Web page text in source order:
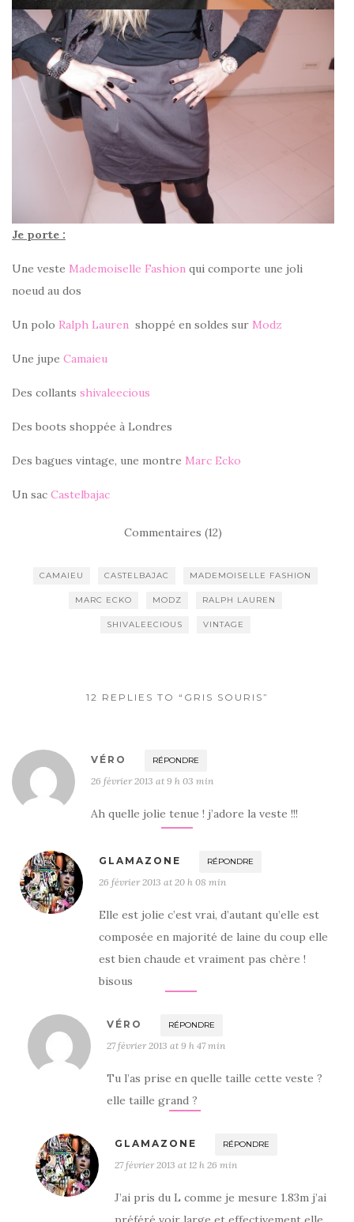
Je porte :
Une veste Mademoiselle Fashion qui comporte une joli
noeud au dos
Un polo Ralph Lauren shoppé en soldes sur Modz
Une jupe Camaieu
Des collants shivaleecious
Des boots shoppée à Londres
Des bagues vintage, une montre Marc Ecko
Un sac Castelbajac
Commentaires (12)
CAMAIEU CASTELBAJAC MADEMOISELLE FASHION
MARC ECKO MODZ RALPH LAUREN
SHIVALEECIOUS VINTAGE
12 REPLIES TO “GRIS SOURIS”
VÉRO RÉPONDRE
26 février 2013 at 9 h 03 min
Ah quelle jolie tenue ! j’adore la veste !!!
GLAMAZONE RÉPONDRE
26 février 2013 at 20 h 08 min
Elle est jolie c’est vrai, d’autant qu’elle est
composée en majorité de laine du coup elle
est bien chaude et vraiment pas chère !
bisous
VÉRO RÉPONDRE
27 février 2013 at 9 h 47 min
Tu l’as prise en quelle taille cette veste ?
elle taille grand ?
GLAMAZONE RÉPONDRE
27 février 2013 at 12 h 26 min
J’ai pris du L comme je mesure 1.83m j’ai